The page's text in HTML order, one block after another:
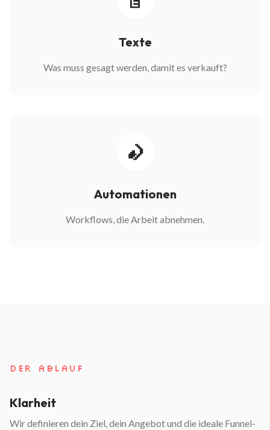
Texte
Was muss gesagt werden, damit es verkauft?
Automationen
Workflows, die Arbeit abnehmen.
DER ABLAUF
Klarheit
Wir definieren dein Ziel, dein Angebot und die ideale Funnel-